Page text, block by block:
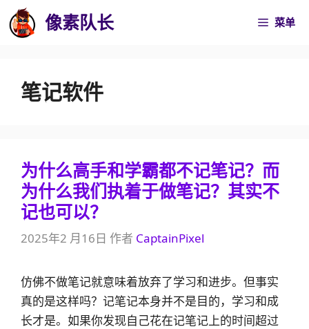
至
像素队长 菜单
笔记软件
为什么高手和学霸都不记笔记？而
为什么我们执着于做笔记？其实不
记也可以？
2025年2 月16日 作者 CaptainPixel
仿佛不做笔记就意味着放弃了学习和进步。但事实
真的是这样吗？记笔记本身并不是目的，学习和成
长才是。如果你发现自己花在记笔记上的时间超过